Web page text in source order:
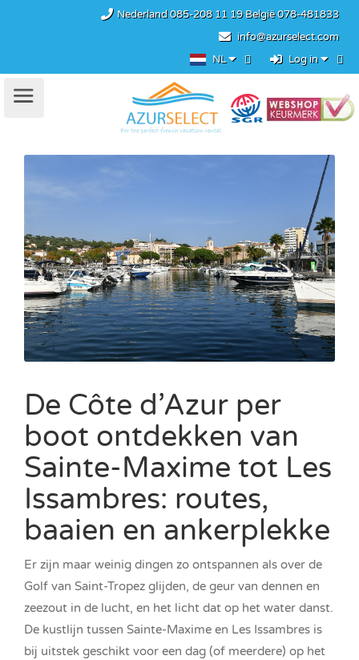
Nederland085-208 11 19België078-481833
info@azurselect.com
NL
Log in
De Côte d’Azur per
boot ontdekken van
Sainte-Maxime tot Les
Issambres: routes,
baaien en ankerplekke
Er zijn maar weinig dingen zo ontspannen als over de
Golf van Saint-Tropez glijden, de geur van dennen en
zeezout in de lucht, en het licht dat op het water danst.
De kustlijn tussen Sainte-Maxime en Les Issambres is
bij uitstek geschikt voor een dag (of meerdere) op het